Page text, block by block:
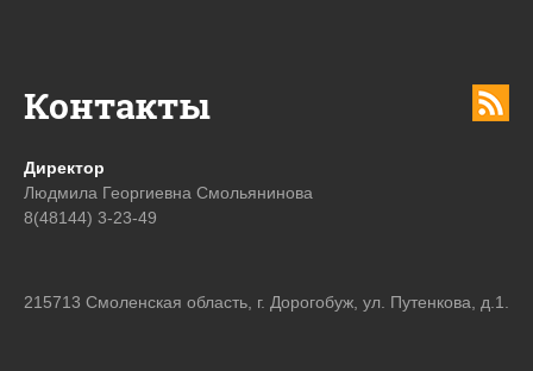
Контакты
Директор
Людмила Георгиевна Смольянинова
8(48144) 3-23-49
215713 Смоленская область, г. Дорогобуж, ул. Путенкова, д.1.